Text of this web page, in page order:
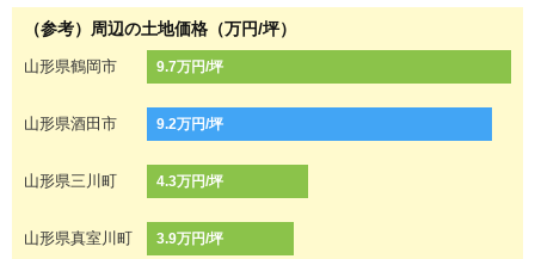
（参考）周辺の土地価格（万円/坪）
山形県鶴岡市 9.7万円/坪
山形県酒田市 9.2万円/坪
山形県三川町 4.3万円/坪
山形県真室川町 3.9万円/坪